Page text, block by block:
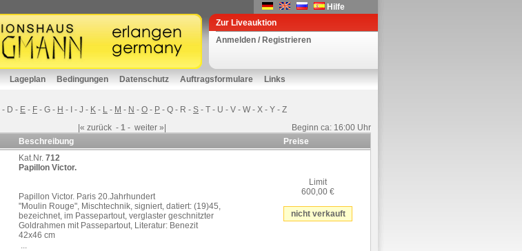
Hilfe
Zur Liveauktion
Anmelden / Registrieren
Lageplan Bedingungen Datenschutz Auftragsformulare Links
- D - E - F - G - H - - J - K - L - M - N - O - P - Q - R - S - T - U - V - W - X - Y - Z
Beginn ca: 16:00 Uhr
|« zurück- 1- weiter »|
Beschreibung
Preise
Kat.Nr. 712
Papillon Victor.
Papillon Victor. Paris 20.Jahrhundert
"Moulin Rouge", Mischtechnik, signiert, datiert: (19)45,
bezeichnet, im Passepartout, verglaster geschnitzter
Goldrahmen mit Passepartout, Literatur: Benezit
42x46 cm
...
Limit
600,00 €
nicht verkauft